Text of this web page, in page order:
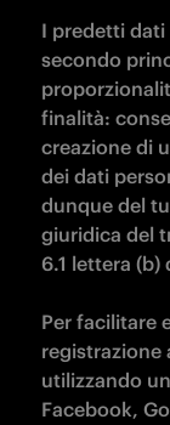
I predetti
secondo
finalità:
creazione di
dei dati
dunque del
giuridica del
6.1 lettera (b)
Per facilitare
registrazione
utilizzando
Facebook,